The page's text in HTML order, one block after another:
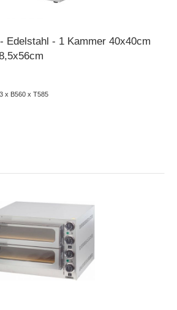
- 1 Kammer 40x40cm
x B560 x T585